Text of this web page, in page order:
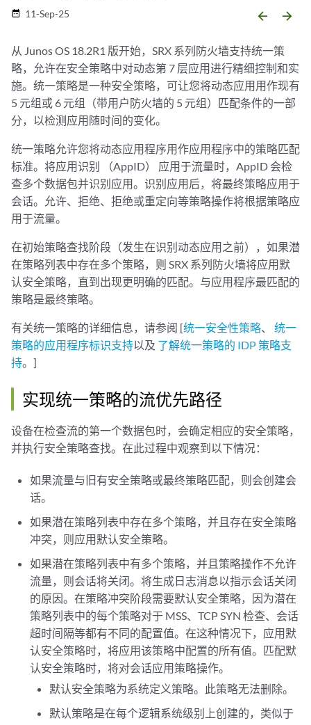
date_range 11-Sep-25 arrow_backward arrow_forward
从 Junos OS 18.2R1 版开始，SRX 系列防火墙支持统一策
略，允许在安全策略中对动态第 7 层应用进行精细控制和实
施。统一策略是一种安全策略，可让您将动态应用用作现有
5 元组或 6 元组（带用户防火墙的 5 元组）匹配条件的一部
分，以检测应用随时间的变化。
统一策略允许您将动态应用程序用作应用程序中的策略匹配
标准。将应用识别 （AppID） 应用于流量时，AppID 会检
查多个数据包并识别应用。识别应用后，将最终策略应用于
会话。允许、拒绝、拒绝或重定向等策略操作将根据策略应
用于流量。
在初始策略查找阶段（发生在识别动态应用之前），如果潜
在策略列表中存在多个策略，则 SRX 系列防火墙将应用默
认安全策略，直到出现更明确的匹配。与应用程序最匹配的
策略是最终策略。
有关统一策略的详细信息，请参阅 [统一安全性策略、 统一
策略的应用程序标识支持以及 了解统一策略的 IDP 策略支
持。]
实现统一策略的流优先路径
设备在检查流的第一个数据包时，会确定相应的安全策略，
并执行安全策略查找。在此过程中观察到以下情况：
如果流量与旧有安全策略或最终策略匹配，则会创建会
话。
如果潜在策略列表中存在多个策略，并且存在安全策略
冲突，则应用默认安全策略。
如果潜在策略列表中有多个策略，并且策略操作不允许
流量，则会话将关闭。将生成日志消息以指示会话关闭
的原因。在策略冲突阶段需要默认安全策略，因为潜在
策略列表中的每个策略对于 MSS、TCP SYN 检查、会话
超时间隔等都有不同的配置值。在这种情况下，应用默
认安全策略时，将应用该策略中配置的所有值。匹配默
认安全策略时，将对会话应用策略操作。
默认安全策略为系统定义策略。此策略无法删除。
默认策略是在每个逻辑系统级别上创建的，类似于